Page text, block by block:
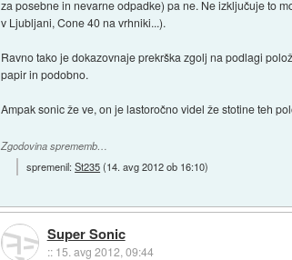
za posebne in nevarne odpadke) pa ne. Ne izključuje to
v Ljubljani, Cone 40 na vrhniki...).
Ravno tako je dokazovnaje prekrška zgolj na podlagi
papir in podobno.
Ampak sonic že ve, on je lastoročno videl že stotine teh
Zgodovina sprememb…
spremenil:St235(14. avg 2012 ob 16:10)
Super Sonic
:: 15. avg 2012, 09:44